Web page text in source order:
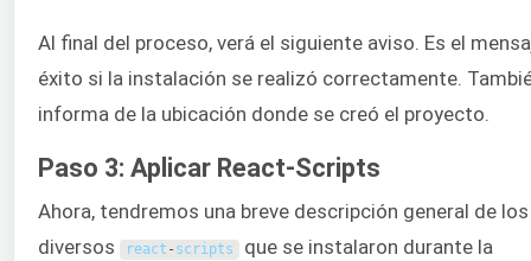
Al final del proceso, verá el siguiente aviso. Es el
éxito si la instalación se realizó correctamente.
informa de la ubicación donde se creó el proyecto.
Paso 3: Aplicar React-Scripts
Ahora, tendremos una breve descripción general de los
diversos
react - scripts que se instalaron durante la